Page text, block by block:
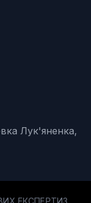
Лук'яненка,
ЕКСПЕРТИЗ.